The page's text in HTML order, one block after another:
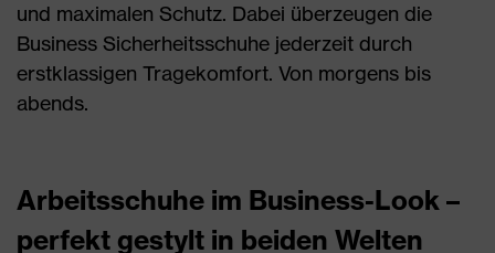
und maximalen Schutz. Dabei überzeugen die
Business Sicherheitsschuhe jederzeit durch
erstklassigen Tragekomfort. Von morgens bis
abends.
Arbeitsschuhe im Business-Look –
perfekt gestylt in beiden Welten